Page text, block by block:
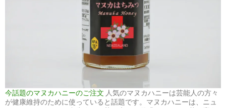
今話題のマヌカハニーのご注文 人気のマヌカハニーは芸能人の方々
が健康維持のために使っていると話題です。マヌカハニーは、ニュ